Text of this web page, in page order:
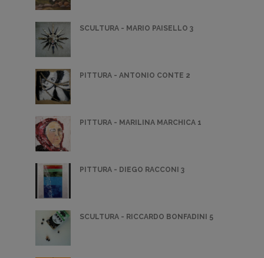
SCULTURA - MARIO PAISELLO 3
PITTURA - ANTONIO CONTE 2
PITTURA - MARILINA MARCHICA 1
PITTURA - DIEGO RACCONI 3
SCULTURA - RICCARDO BONFADINI 5